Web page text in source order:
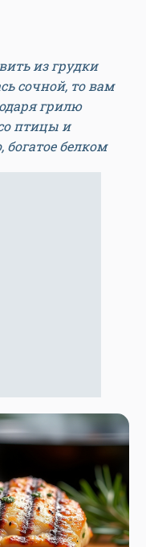
из грудки
сочной, то вам
грилю
птицы и
белком